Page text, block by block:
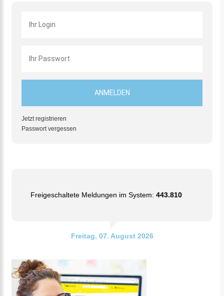
Jetzt registrieren
Passwort vergessen
Freigeschaltete Meldungen im System: 443.810
Freitag, 07. August 2026